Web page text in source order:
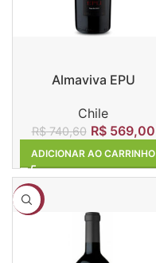
Almaviva EPU
Chile
R$740,60 R$569,00
ADICIONAR AO CARRINHO
-20%